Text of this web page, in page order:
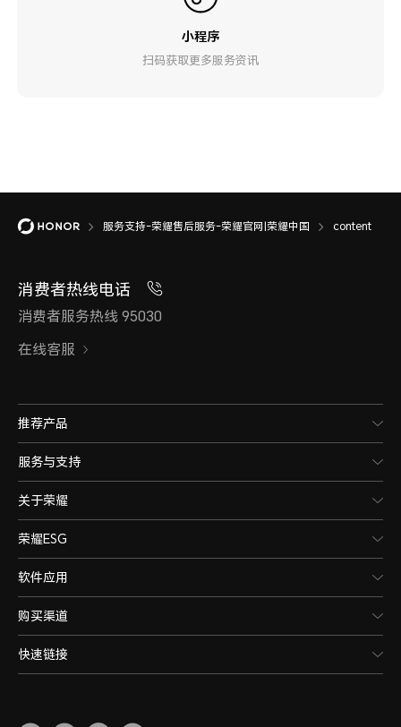
小程序
扫码获取更多服务资讯
服务支持-荣耀售后服务-荣耀官网|荣耀中国 content
消费者热线电话
消费者服务热线 95030
在线客服
推荐产品
服务与支持
关于荣耀
荣耀ESG
软件应用
购买渠道
快速链接